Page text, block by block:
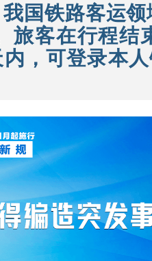
我国铁路客运
旅客在行程结
，可登录本